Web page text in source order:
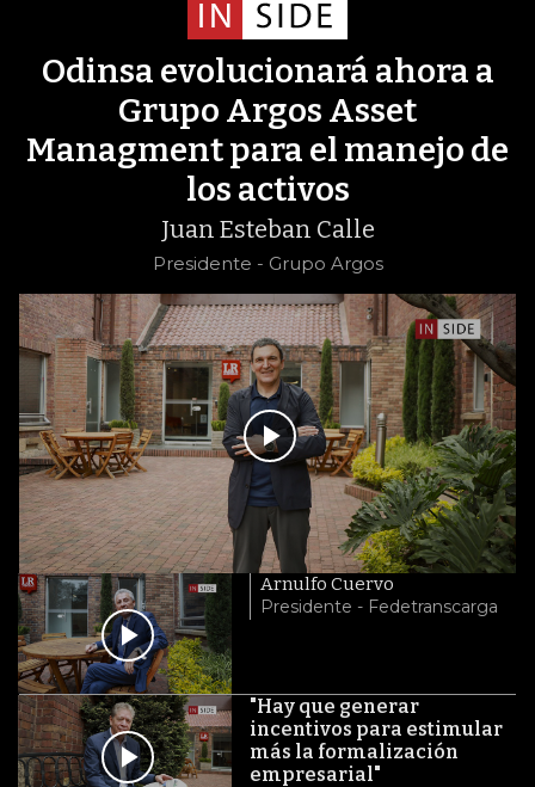
Odinsa evolucionará ahora a
Grupo Argos Asset
Managment para el manejo de
los activos
Juan Esteban Calle
Presidente - Grupo Argos
Arnulfo Cuervo
Presidente - Fedetranscarga
"Hay que generar
incentivos para estimular
más la formalización
empresarial"